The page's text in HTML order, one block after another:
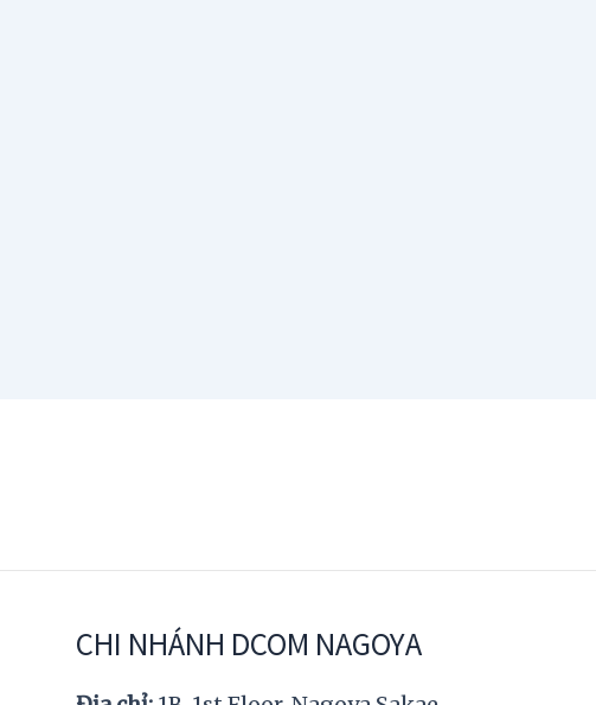
CHI NHÁNH DCOM NAGOYA